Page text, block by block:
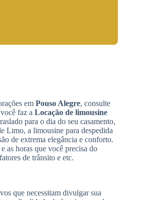
em Pouso Alegre, consulte
faz a Locação de limousine
para o dia do seu casamento,
Limo, a limousine para despedida
de extrema elegância e conforto.
as horas que você precisa do
de trânsito e etc.
que necessitam divulgar sua